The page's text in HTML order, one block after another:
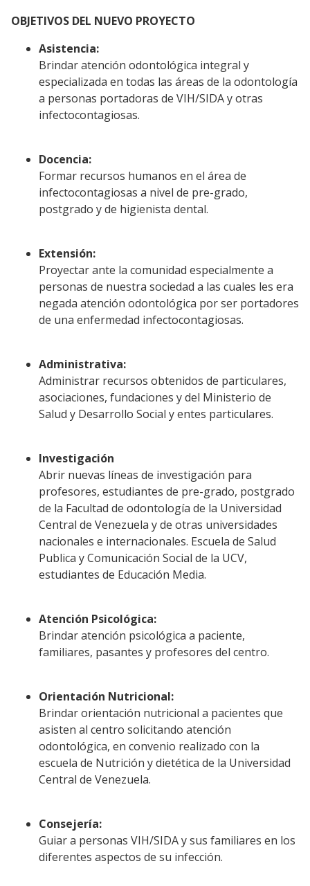
OBJETIVOS DEL NUEVO PROYECTO
Asistencia:
Brindar atención odontológica integral y
especializada en todas las áreas de la odontología
a personas portadoras de VIH/SIDA y otras
infectocontagiosas.
Docencia:
Formar recursos humanos en el área de
infectocontagiosas a nivel de pre-grado,
postgrado y de higienista dental.
Extensión:
Proyectar ante la comunidad especialmente a
personas de nuestra sociedad a las cuales les era
negada atención odontológica por ser portadores
de una enfermedad infectocontagiosas.
Administrativa:
Administrar recursos obtenidos de particulares,
asociaciones, fundaciones y del Ministerio de
Salud y Desarrollo Social y entes particulares.
Investigación
Abrir nuevas líneas de investigación para
profesores, estudiantes de pre-grado, postgrado
de la Facultad de odontología de la Universidad
Central de Venezuela y de otras universidades
nacionales e internacionales. Escuela de Salud
Publica y Comunicación Social de la UCV,
estudiantes de Educación Media.
Atención Psicológica:
Brindar atención psicológica a paciente,
familiares, pasantes y profesores del centro.
Orientación Nutricional:
Brindar orientación nutricional a pacientes que
asisten al centro solicitando atención
odontológica, en convenio realizado con la
escuela de Nutrición y dietética de la Universidad
Central de Venezuela.
Consejería:
Guiar a personas VIH/SIDA y sus familiares en los
diferentes aspectos de su infección.